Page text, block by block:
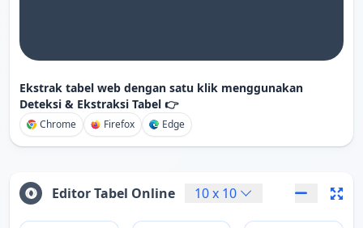
Ekstrak tabel web dengan satu klik menggunakan
Deteksi & Ekstraksi Tabel 👉
Chrome Firefox Edge
Editor Tabel Online 10x 10